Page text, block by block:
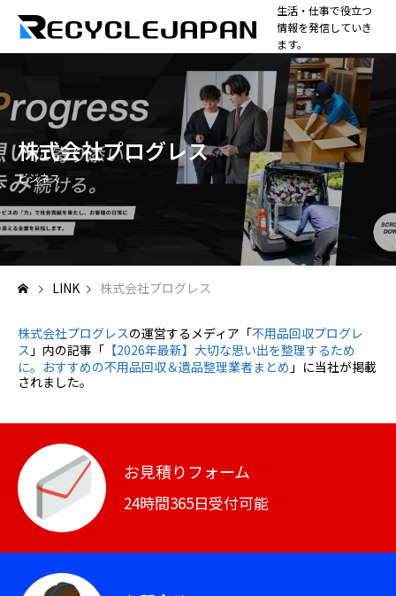
生活・仕事で役立つ
情報を発信していき
ます。
株式会社プログレス
ビジネス
LINK 株式会社プログレス
株式会社プログレスの運営するメディア「不用品回収プログレ
ス 」 内の記事「 【2026年最新】大切な思い出を整理するため
に。 おすすめの不用品回収＆遺品整理業者まとめ 」 に当社が掲載
されました。
お見積りフォーム
24時間365日受付可能